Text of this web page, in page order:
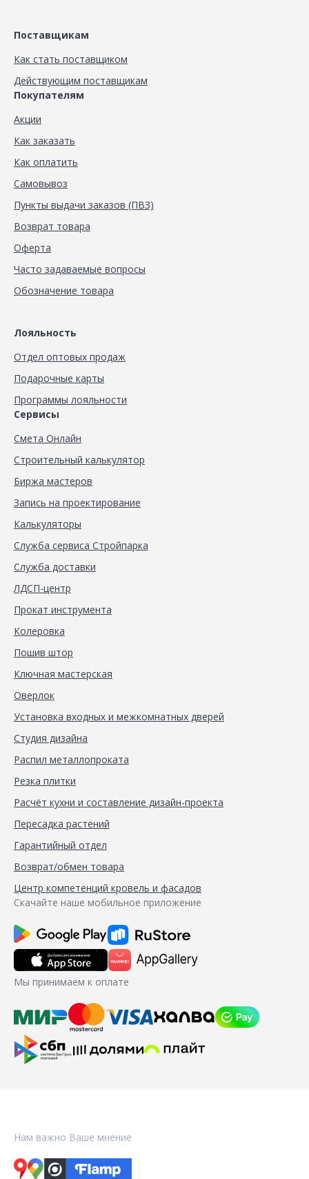
Поставщикам
Как стать поставщиком
Действующим поставщикам
Покупателям
Акции
Как заказать
Как оплатить
Самовывоз
Пункты выдачи заказов (ПВЗ)
Возврат товара
Оферта
Часто задаваемые вопросы
Обозначение товара
Лояльность
Отдел оптовых продаж
Подарочные карты
Программы лояльности
Сервисы
Смета Онлайн
Строительный калькулятор
Биржа мастеров
Запись на проектирование
Калькуляторы
Служба сервиса Стройпарка
Служба доставки
ЛДСП-центр
Прокат инструмента
Колеровка
Пошив штор
Ключная мастерская
Оверлок
Установка входных и межкомнатных дверей
Студия дизайна
Распил металлопроката
Резка плитки
Расчёт кухни и составление дизайн-проекта
Пересадка растений
Гарантийный отдел
Возврат/обмен товара
Центр компетенций кровель и фасадов
Скачайте наше мобильное приложение
Мы принимаем к оплате
Нам важно Ваше мнение